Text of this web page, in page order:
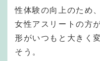
性体験の向上のため
女性アスリートの方
形がいつもと大きく
そう。